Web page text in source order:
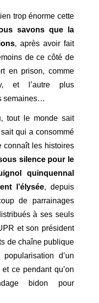
trop énorme cette
savons que la
, après avoir fait
de ce côté de
en prison, comme
et l’autre plus
semaines…
tout le monde sait
qui a consommé
connaît les histoires
silence pour le
quinquennal
l’élysée, depuis
de parrainages
à ses seuls
et son président
de chaîne publique
d’un
ce pendant qu’on
bidon pour